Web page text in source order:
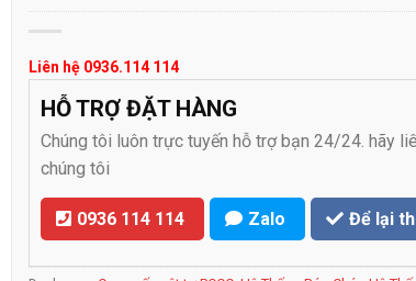
Liên hệ 0936.114 114
HỖ TRỢ ĐẶT HÀNG
Chúng tôi luôn trực tuyến hỗ trợ bạn 24/24. hãy
chúng tôi
0936 114 114 Zalo Để lại